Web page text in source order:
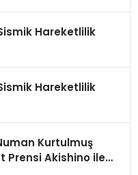
Hareketlilik
Hareketlilik
Kurtulmuş
Prensi Akishino ile